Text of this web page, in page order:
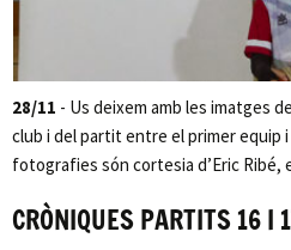
28/11 - Us deixem amb les imatges
club i del partit entre el primer equip i
fotografies són cortesia d’Eric Ribé,
CRÒNIQUES PARTITS 16 I